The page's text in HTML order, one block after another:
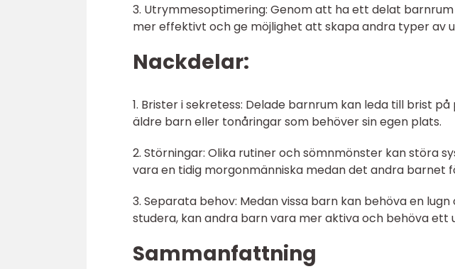
3. Utrymmesoptimering: Genom att ha ett delat
mer effektivt och ge möjlighet att skapa andra typer av
Nackdelar:
1. Brister i sekretess: Delade barnrum kan leda till brist
äldre barn eller tonåringar som behöver sin egen plats.
2. Störningar: Olika rutiner och sömnmönster kan störa
vara en tidig morgonmänniska medan det andra barnet
3. Separata behov: Medan vissa barn kan behöva en
studera, kan andra barn vara mer aktiva och behöva
Sammanfattning